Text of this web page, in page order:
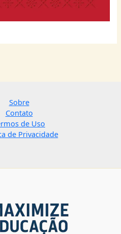
Sobre
Contato
de Uso
de Privacidade